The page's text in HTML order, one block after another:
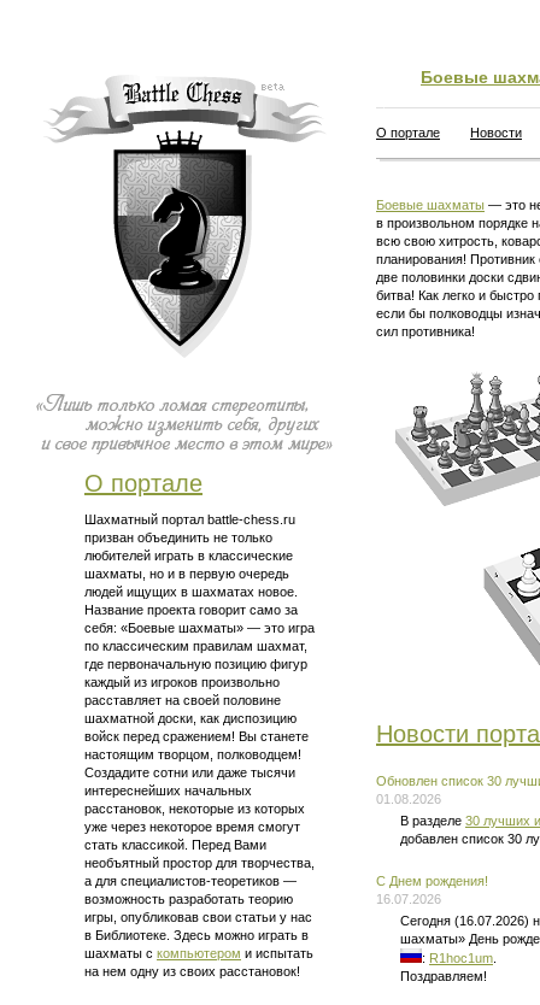
О портале
Шахматный портал battle-chess.ru
призван объединить не только
любителей играть в классические
шахматы, но и в первую очередь
людей ищущих в шахматах новое.
Название проекта говорит само за
себя: «Боевые шахматы» — это игра
по классическим правилам шахмат,
где первоначальную позицию фигур
каждый из игроков произвольно
расставляет на своей половине
шахматной доски, как диспозицию
войск перед сражением! Вы станете
настоящим творцом, полководцем!
Создадите сотни или даже тысячи
интереснейших начальных
расстановок, некоторые из которых
уже через некоторое время смогут
стать классикой. Перед Вами
необъятный простор для творчества,
а для специалистов-теоретиков —
возможность разработать теорию
игры, опубликовав свои статьи у нас
в Библиотеке. Здесь можно играть в
шахматы с компьютером и испытать
на нем одну из своих расстановок!
Боевые
О портале Новости
Боевые шахматы — это
в произвольном порядке
всю свою хитрость,
планирования!
две половинки доски
битва! Как легко и
если бы полководцы
сил противника!
Новости
Обновлен список 30
01.08.2026
В разделе 30 лучших
добавлен список 30
C Днем рождения!
16.07.2026
Сегодня (16.07.2026)
шахматы» День
: R1hoc1um
Поздравляем!